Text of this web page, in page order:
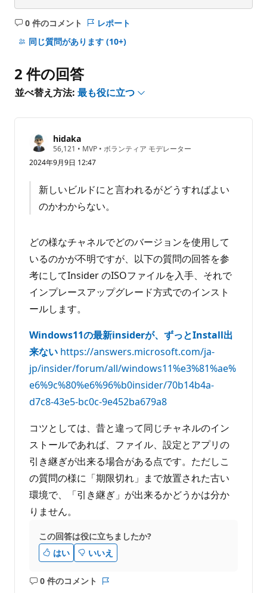
0 件のコメント
コ
メ
は
あ
ま
ん
レポート
同じ質問があります (10+)
2 件の回答
並べ替え方法: 最も役に立つ
hidaka
56,121 評
の
ン
ト
• MVP • ボランティア モデレーター
2024年9月9日 12:47
新しいビルドにと言われるがどうすればよい
のかわからない。
どの様なチャネルでどのバージョンを使用して
いるのかが不明ですが、以下の質問の回答を参
考にしてInsider のISOファイルを入手、それで
インプレースアップグレード方式でのインスト
ールします。
Windows11の最新insiderが、ずっとInstall出
来ない https://answers.microsoft.com/ja-
jp/insider/forum/all/windows11%e3%81%ae%
e6%9c%80%e6%96%b0insider/70b14b4a-
d7c8-43e5-bc0c-9e452ba679a8
コツとしては、昔と違って同じチャネルのイン
ストールであれば、ファイル、設定とアプリの
引き継ぎが出来る場合がある点です。ただしこ
の質問の様に「期限切れ」まで放置された古い
環境で、「引き継ぎ」が出来るかどうかは分か
りません。
この回答は役に立ちましたか?
はい
いいえ
0 件のコメント
コ